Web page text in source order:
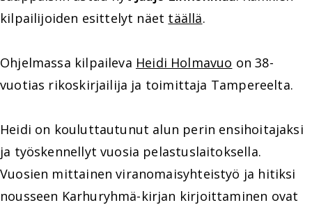
kilpailijoiden esittelyt näet täällä.
Ohjelmassa kilpaileva Heidi Holmavuo on 38-
vuotias rikoskirjailija ja toimittaja Tampereelta.
Heidi on kouluttautunut alun perin ensihoitajaksi
ja työskennellyt vuosia pelastuslaitoksella.
Vuosien mittainen viranomaisyhteistyö ja hitiksi
nousseen Karhuryhmä-kirjan kirjoittaminen ovat